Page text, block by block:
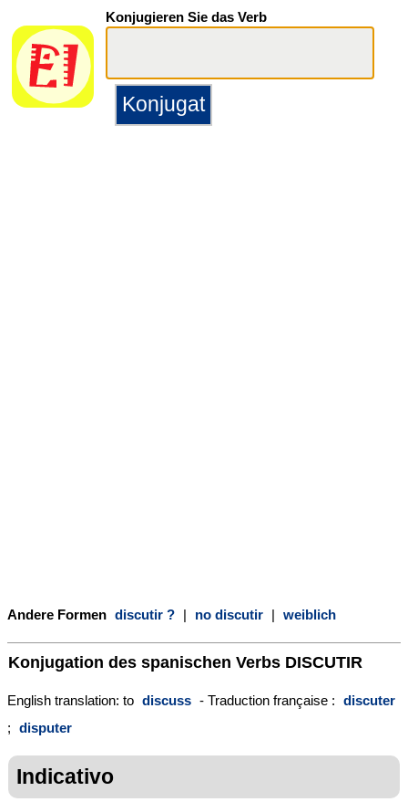
Konjugieren Sie das Verb
Andere Formen discutir ? | no discutir | weiblich
Konjugation des spanischen Verbs DISCUTIR
English translation: to discuss - Traduction française : discuter
; disputer
Indicativo